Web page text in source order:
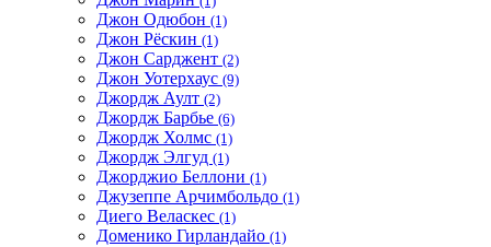
Джон Одюбон (1)
Джон Рёскин (1)
Джон Сарджент (2)
Джон Уотерхаус (9)
Джордж Аулт (2)
Джордж Барбье (6)
Джордж Холмс (1)
Джордж Элгуд (1)
Джорджио Беллони (1)
Джузеппе Арчимбольдо (1)
Диего Веласкес (1)
Доменико Гирландайо (1)